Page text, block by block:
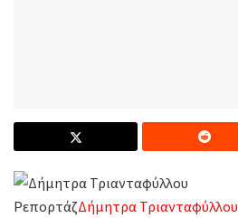
ΡεπορτάζΔήμητρα Τριανταφύλλου